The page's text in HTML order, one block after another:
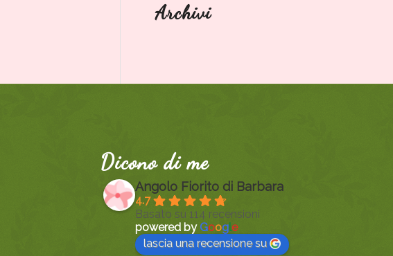
Archivi
Dicono di me
Angolo Fiorito di Barbara
4.7
Basato su 114 recensioni
powered byGoogle
lascia una recensione su